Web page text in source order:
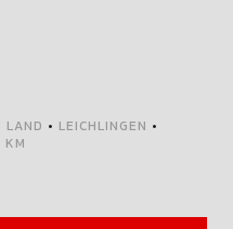
LAND • LEICHLINGEN •
KM